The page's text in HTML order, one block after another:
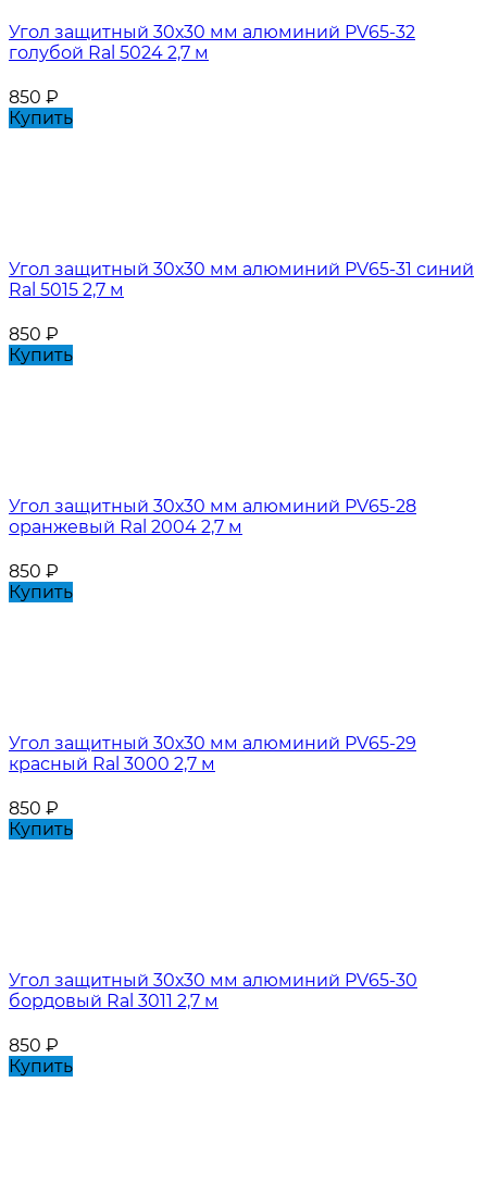
Угол защитный 30х30 мм алюминий PV65-32
голубой Ral 5024 2,7 м
850 ₽
Купить
Угол защитный 30х30 мм алюминий PV65-31 синий
Ral 5015 2,7 м
850 ₽
Купить
Угол защитный 30х30 мм алюминий PV65-28
оранжевый Ral 2004 2,7 м
850 ₽
Купить
Угол защитный 30х30 мм алюминий PV65-29
красный Ral 3000 2,7 м
850 ₽
Купить
Угол защитный 30х30 мм алюминий PV65-30
бордовый Ral 3011 2,7 м
850 ₽
Купить